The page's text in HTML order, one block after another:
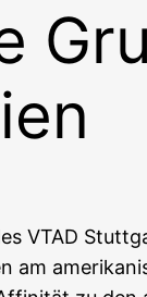
VTAD
am